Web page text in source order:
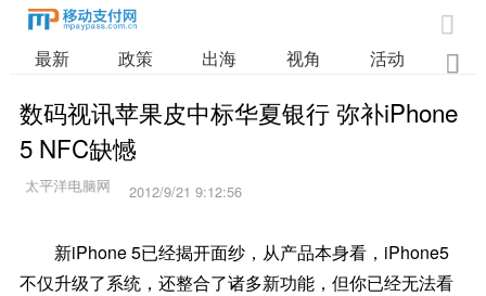

最新 政策 出海 视角 活动 业

数码视讯苹果皮中标华夏银行 弥补iPhone
5 NFC缺憾
2012/9/21 9:12:56
新iPhone 5已经揭开面纱，从产品本身看，iPhone5
不仅升级了系统，还整合了诸多新功能，但你已经无法看